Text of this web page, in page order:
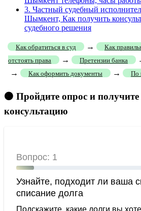
3. Частный судебный
Шымкент, Как получить
судебного решения
Как обратиться в суд → Как
отстоять права
→ Претензии банка
→ Как оформить документы → По
🟠 Пройдите опрос и
консультацию